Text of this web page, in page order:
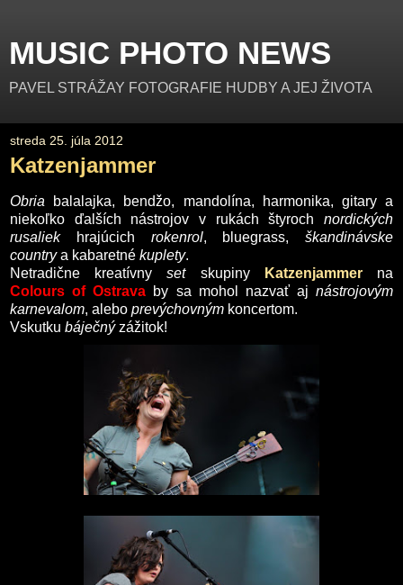
MUSIC PHOTO NEWS
PAVEL STRÁŽAY FOTOGRAFIE HUDBY A JEJ ŽIVOTA
streda 25. júla 2012
Katzenjammer
Obria
balalajka, bendžo, mandolína, harmonika, gitary a
niekoľko ďalších nástrojov v rukách štyroch nordických
rusaliekhrajúcich rokenrol, bluegrass, škandinávske
countrya kabaretné kuplety.
Netradične kreatívnyset skupiny Katzenjammer na
Colours of Ostrava by sa mohol nazvať aj nástrojovým
karnevalom, alebo prevýchovným koncertom.
Vskutku báječnýzážitok!